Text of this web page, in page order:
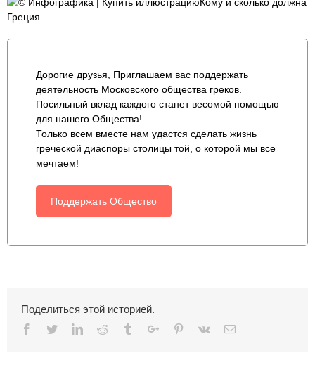
Греция
Дорогие друзья, Приглашаем вас поддержать
деятельность Московского общества греков.
Посильный вклад каждого станет весомой помощью
для нашего Общества!
Только всем вместе нам удастся сделать жизнь
греческой диаспоры столицы той, о которой мы все
мечтаем!
Поддержать Общество
Поделиться этой историей.
Facebook
TwitterLinkedinReddit TumblrGoogle+Pinterest
Vk Email